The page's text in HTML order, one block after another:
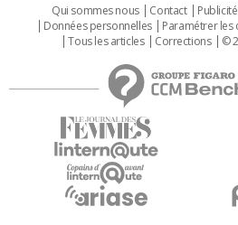
Qui sommes nous Contact Publicité
Données personnelles
Paramétrer les
Tous les articles
Corrections ©